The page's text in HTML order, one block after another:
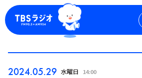
2024.05.29 水曜日 14:00